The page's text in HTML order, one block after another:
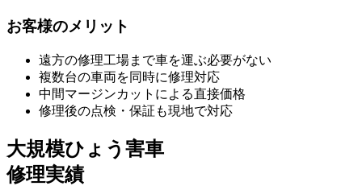
お客様のメリット
遠方の修理工場まで車を運ぶ必要がない
複数台の車両を同時に修理対応
中間マージンカットによる直接価格
修理後の点検・保証も現地で対応
大規模ひょう害車
修理実績